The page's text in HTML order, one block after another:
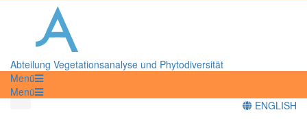
Abteilung Vegetationsanalyse und Phytodiversität
Menü
Menü
ENGLISH